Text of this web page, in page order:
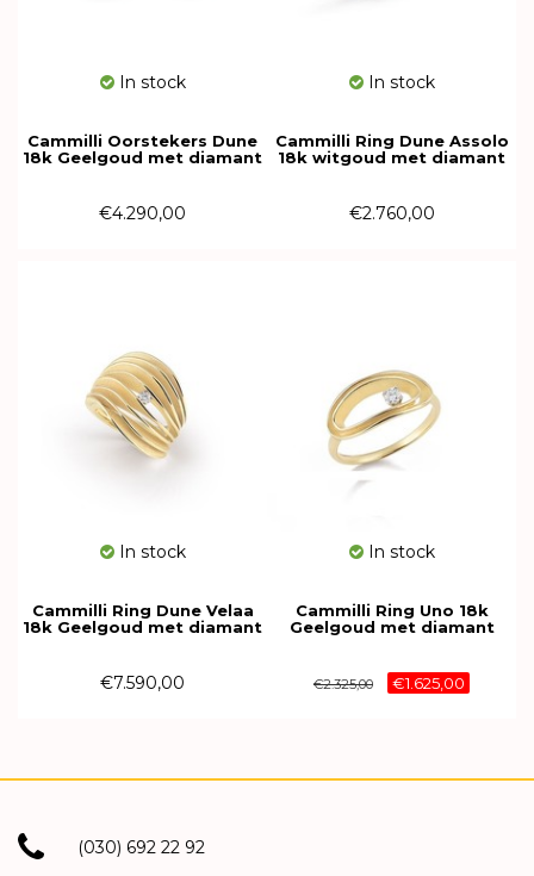
In stock
Cammilli Oorstekers Dune
18k Geelgoud met diamant
€4.290,00
In stock
Cammilli Ring Dune Assolo
18k witgoud met diamant
€2.760,00
In stock
Cammilli Ring Dune Velaa
18k Geelgoud met diamant
€7.590,00
In stock
Cammilli Ring Uno 18k
Geelgoud met diamant
€2.325,00 €1.625,00
(030) 692 22 92